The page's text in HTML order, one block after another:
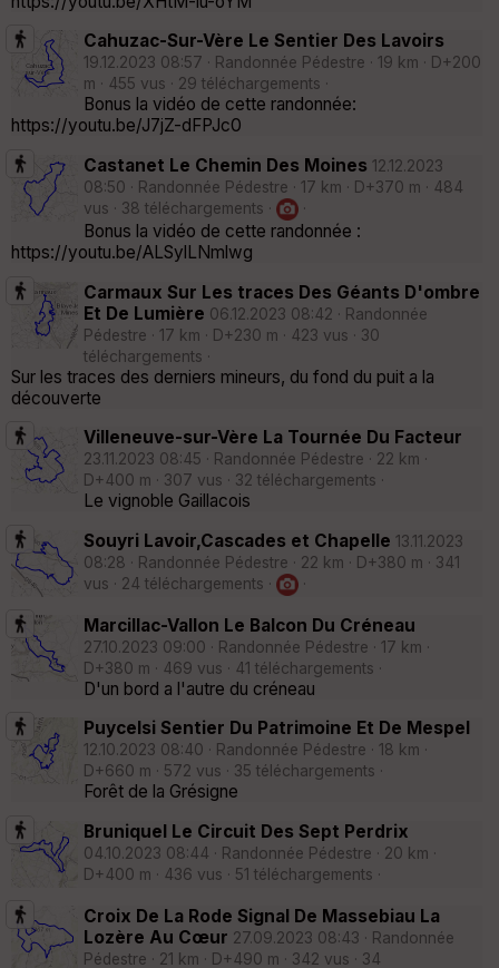
Cahuzac-Sur-Vère Le Sentier Des Lavoirs
19.12.2023 08:57 · Randonnée Pédestre · 19 km · D+200
m · 455 vus · 29 téléchargements ·
Bonus la vidéo de cette randonnée:
https://youtu.be/J7jZ-dFPJc0
Castanet Le Chemin Des Moines 12.12.2023
08:50 · Randonnée Pédestre · 17 km · D+370 m · 484
vus · 38 téléchargements ·
·
Bonus la vidéo de cette randonnée :
https://youtu.be/ALSylLNmlwg
Carmaux Sur Les traces Des Géants D'ombre
Et De Lumière 06.12.2023 08:42 · Randonnée
Pédestre · 17 km · D+230 m · 423 vus · 30
téléchargements ·
Sur les traces des derniers mineurs, du fond du puit a la
découverte
Villeneuve-sur-Vère La Tournée Du Facteur
23.11.2023 08:45 · Randonnée Pédestre · 22 km ·
D+400 m · 307 vus · 32 téléchargements ·
Le vignoble Gaillacois
Souyri Lavoir,Cascades et Chapelle 13.11.2023
08:28 · Randonnée Pédestre · 22 km · D+380 m · 341
vus · 24 téléchargements ·
·
Marcillac-Vallon Le Balcon Du Créneau
27.10.2023 09:00 · Randonnée Pédestre · 17 km ·
D+380 m · 469 vus · 41 téléchargements ·
D'un bord a l'autre du créneau
Puycelsi Sentier Du Patrimoine Et De Mespel
12.10.2023 08:40 · Randonnée Pédestre · 18 km ·
D+660 m · 572 vus · 35 téléchargements ·
Forêt de la Grésigne
Bruniquel Le Circuit Des Sept Perdrix
04.10.2023 08:44 · Randonnée Pédestre · 20 km ·
D+400 m · 436 vus · 51 téléchargements ·
Croix De La Rode Signal De Massebiau La
Lozère Au Cœur 27.09.2023 08:43 · Randonnée
Pédestre · 21 km · D+490 m · 342 vus · 34